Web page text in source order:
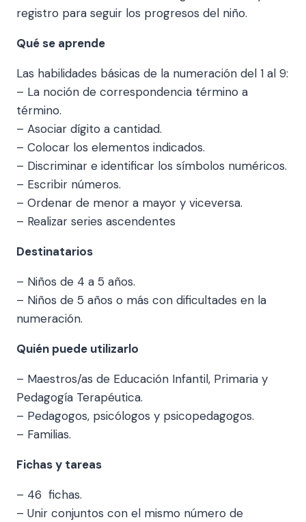
registro para seguir los progresos del niño.
Qué se aprende
Las habilidades básicas de la numeración del 1 al 9:
– La noción de correspondencia término a
término.
– Asociar dígito a cantidad.
– Colocar los elementos indicados.
– Discriminar e identificar los símbolos numéricos.
– Escribir números.
– Ordenar de menor a mayor y viceversa.
– Realizar series ascendentes
Destinatarios
– Niños de 4 a 5 años.
– Niños de 5 años o más con dificultades en la
numeración.
Quién puede utilizarlo
– Maestros/as de Educación Infantil, Primaria y
Pedagogía Terapéutica.
– Pedagogos, psicólogos y psicopedagogos.
– Familias.
Fichas y tareas
– 46 fichas.
– Unir conjuntos con el mismo número de